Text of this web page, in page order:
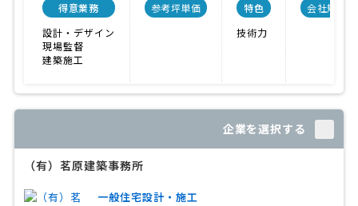
得意業務
設計・デザイン
現場監督
建築施工
参考坪単価
特色
技術力
会社規模
企業を選択する
（有）茗原建築事務所
一般住宅設計・施工